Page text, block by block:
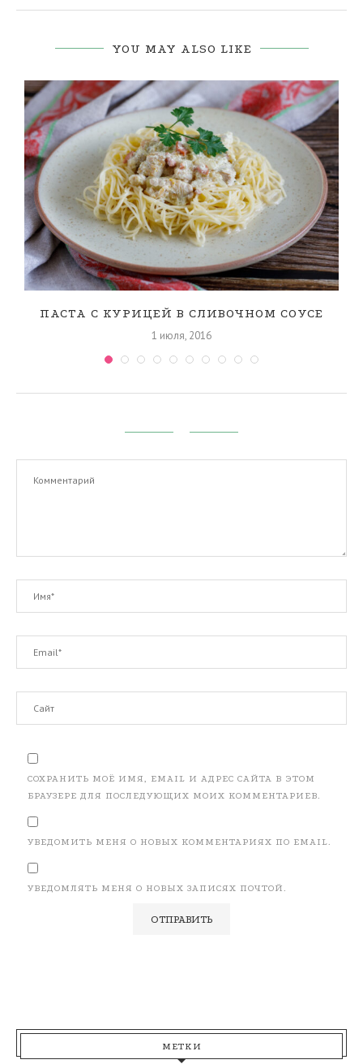
YOU MAY ALSO LIKE
ПАСТА С КУРИЦЕЙ В СЛИВОЧНОМ СОУСЕ
1 июля, 2016
СОХРАНИТЬ МОЁ ИМЯ, EMAIL И АДРЕС САЙТА В ЭТОМ
БРАУЗЕРЕ ДЛЯ ПОСЛЕДУЮЩИХ МОИХ КОММЕНТАРИЕВ.
УВЕДОМИТЬ МЕНЯ О НОВЫХ КОММЕНТАРИЯХ ПО EMAIL.
УВЕДОМЛЯТЬ МЕНЯ О НОВЫХ ЗАПИСЯХ ПОЧТОЙ.
МЕТКИ